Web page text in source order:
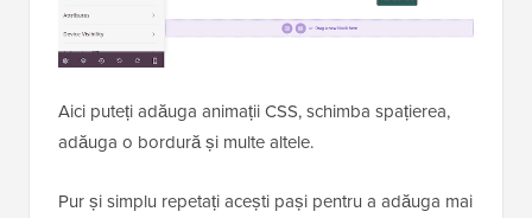
Aici puteți adăuga animații CSS, schimba spațierea,
adăuga o bordură și multe altele.
Pur și simplu repetați acești pași pentru a adăuga mai